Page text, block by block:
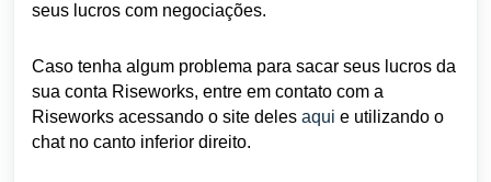
seus lucros com negociações.
Caso tenha algum problema para sacar seus lucros da
sua conta Riseworks, entre em contato com a
Riseworks acessando o site deles aqui e utilizando o
chat no canto inferior direito.